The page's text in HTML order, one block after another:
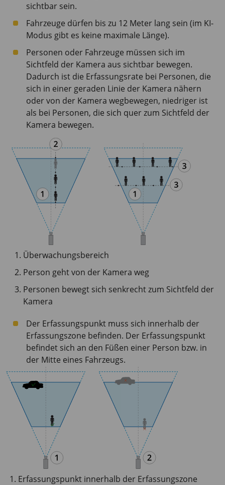
sichtbar sein.
Fahrzeuge dürfen bis zu 12 Meter lang sein (im KI-
Modus gibt es keine maximale Länge).
Personen oder Fahrzeuge müssen sich im
Sichtfeld der Kamera aus sichtbar bewegen.
Dadurch ist die Erfassungsrate bei Personen, die
sich in einer geraden Linie der Kamera nähern
oder von der Kamera wegbewegen, niedriger ist
als bei Personen, die sich quer zum Sichtfeld der
Kamera bewegen.
Überwachungsbereich
Person geht von der Kamera weg
Personen bewegt sich senkrecht zum Sichtfeld der
Kamera
Der Erfassungspunkt muss sich innerhalb der
Erfassungszone befinden. Der Erfassungspunkt
befindet sich an den Füßen einer Person bzw. in
der Mitte eines Fahrzeugs.
Erfassungspunkt innerhalb der Erfassungszone